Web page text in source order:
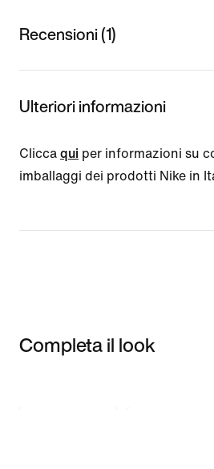
Recensioni (1)
Ulteriori informazioni
Clicca qui per informazioni su
imballaggi dei prodotti Nike in
Completa il look